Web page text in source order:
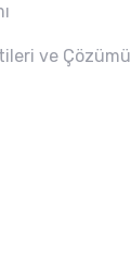
ve Çözümü